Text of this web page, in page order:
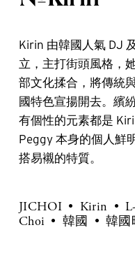
Kirin 由韓國人氣 DJ
立，主打街頭風格，
部文化揉合，將傳統
國特色宣揚開去。繽
有個性的元素都是
Peggy 本身的個人鮮
搭易襯的特質。
JICHOI Kirin
Choi
韓國 韓國